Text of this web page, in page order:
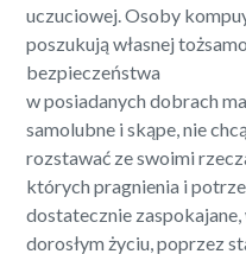
uczuciowej. Osoby
poszukują własnej
bezpieczeństwa
w posiadanych dobrach
samolubne i skąpe, nie
rozstawać ze swoimi
których pragnienia i
dostatecznie
dorosłym życiu, poprzez